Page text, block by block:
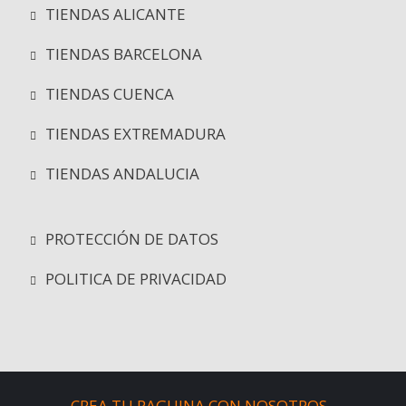
TIENDAS ALICANTE
TIENDAS BARCELONA
TIENDAS CUENCA
TIENDAS EXTREMADURA
TIENDAS ANDALUCIA
PROTECCIÓN DE DATOS
POLITICA DE PRIVACIDAD